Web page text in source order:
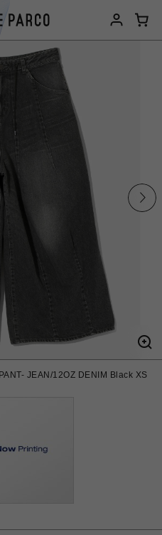
JEAN/12OZ DENIM Black XS